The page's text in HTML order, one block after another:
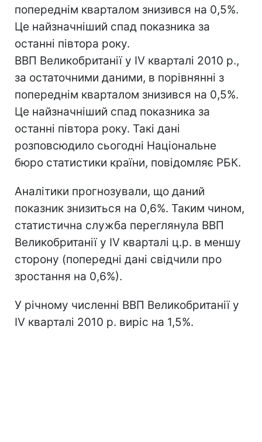
попереднім кварталом знизився на 0,5%.
Це найзначніший спад показника за
останні півтора року.
ВВП Великобританії у IV кварталі 2010 р.,
за остаточними даними, в порівнянні з
попереднім кварталом знизився на 0,5%.
Це найзначніший спад показника за
останні півтора року. Такі дані
розповсюдило сьогодні Національне
бюро статистики країни, повідомляє РБК.
Аналітики прогнозували, що даний
показник знизиться на 0,6%. Таким чином,
статистична служба переглянула ВВП
Великобританії у IV кварталі ц.р. в меншу
сторону (попередні дані свідчили про
зростання на 0,6%).
У річному численні ВВП Великобританії у
IV кварталі 2010 р. виріс на 1,5%.